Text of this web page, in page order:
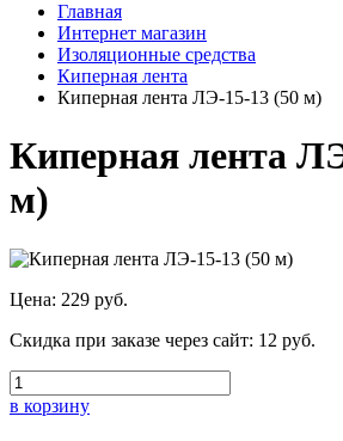
Главная
Интернет магазин
Изоляционные средства
Киперная лента
Киперная лента ЛЭ-15-13 (50 м)
Киперная лента
м)
Цена: 229 руб.
Скидка при заказе через сайт: 12 руб.
в корзину